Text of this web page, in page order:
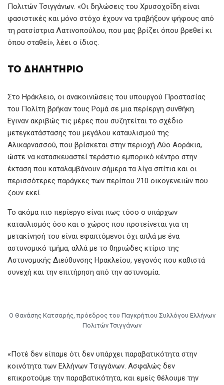
Πολιτών Τσιγγάνων. «Οι δηλώσεις του Χρυσοχοΐδη είναι
φασιστικές και μόνο στόχο έχουν να τραβήξουν ψήφους από
τη ρατσίστρια Λατινοπούλου, που μας βρίζει όπου βρεθεί κι
όπου σταθεί», λέει ο ίδιος.
ΤΟ ΔΗΛΗΤΉΡΙΟ
Στο Ηράκλειο, οι ανακοινώσεις του υπουργού Προστασίας
του Πολίτη βρήκαν τους Ρομά σε μια περίεργη συνθήκη.
Εγιναν ακριβώς τις μέρες που συζητείται το σχέδιο
μετεγκατάστασης του μεγάλου καταυλισμού της
Αλικαρνασσού, που βρίσκεται στην περιοχή Δύο Αοράκια,
ώστε να κατασκευαστεί τεράστιο εμπορικό κέντρο στην
έκταση που καταλαμβάνουν σήμερα τα λίγα σπίτια και οι
περισσότερες παράγκες των περίπου 210 οικογενειών που
ζουν εκεί.
Το ακόμα πιο περίεργο είναι πως τόσο ο υπάρχων
καταυλισμός όσο και ο χώρος που προτείνεται για τη
μετακίνησή του είναι εφαπτόμενοι όχι απλά με ένα
αστυνομικό τμήμα, αλλά με το θηριώδες κτίριο της
Αστυνομικής Διεύθυνσης Ηρακλείου, γεγονός που καθιστά
συνεχή και την επιτήρηση από την αστυνομία.
Ο Θανάσης Κατσαρής, πρόεδρος του Παγκρήτιου Συλλόγου Ελλήνων
Πολιτών Τσιγγάνων
«Ποτέ δεν είπαμε ότι δεν υπάρχει παραβατικότητα στην
κοινότητα των Ελλήνων Τσιγγάνων. Ασφαλώς δεν
επικροτούμε την παραβατικότητα, και εμείς θέλουμε την